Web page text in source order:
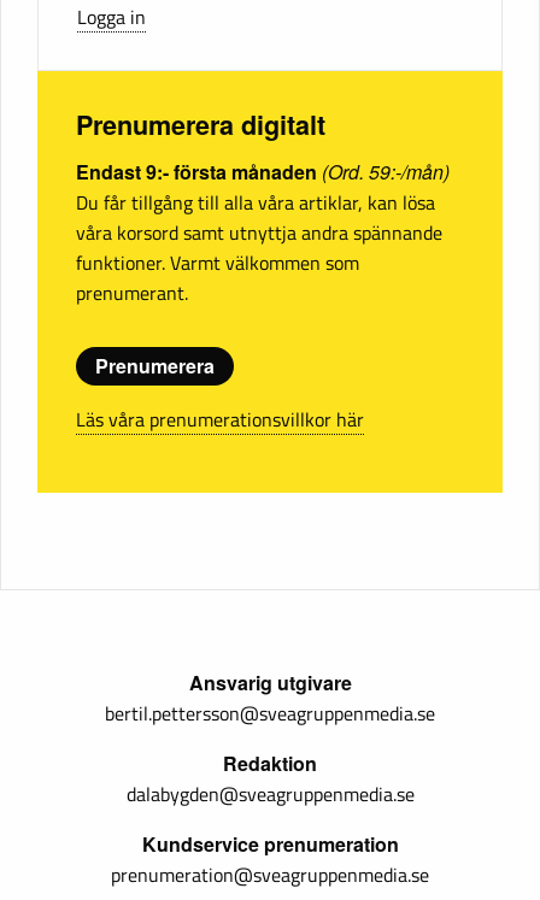
Logga in
Prenumerera digitalt
Endast 9:- första månaden (Ord. 59:-/mån)
Du får tillgång till alla våra artiklar, kan lösa
våra korsord samt utnyttja andra spännande
funktioner. Varmt välkommen som
prenumerant.
Prenumerera
Läs våra prenumerationsvillkor här
Ansvarig utgivare
bertil.pettersson@sveagruppenmedia.se
Redaktion
dalabygden@sveagruppenmedia.se
Kundservice prenumeration
prenumeration@sveagruppenmedia.se